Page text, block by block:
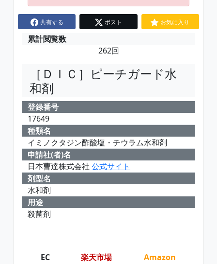
共有する ポスト お気に入り
累計閲覧数
262回
［ＤＩＣ］ピーチガード水
和剤
登録番号
17649
種類名
イミノクタジン酢酸塩・チウラム水和剤
申請社(者)名
日本曹達株式会社 公式サイト
剤型名
水和剤
用途
殺菌剤
EC 楽天市場 Amazon